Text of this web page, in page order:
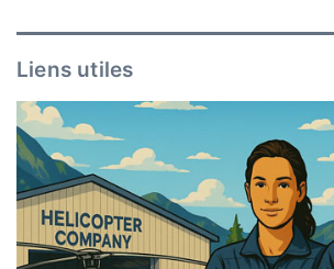
Liens utiles